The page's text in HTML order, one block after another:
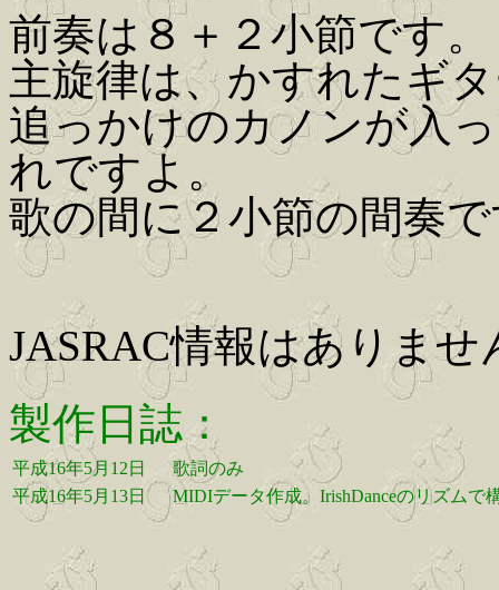
前奏は８＋２小節です。
主旋律は、かすれたギ
追っかけのカノンが入
れですよ。
歌の間に２小節の間奏
JASRAC情報はありませ
製作日誌：
平成16年5月12日
歌詞のみ
平成16年5月13日
MIDIデータ作成。IrishDanceのリズムで